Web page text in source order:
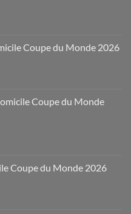
Coupe du Monde 2026
Coupe du Monde
Coupe du Monde 2026